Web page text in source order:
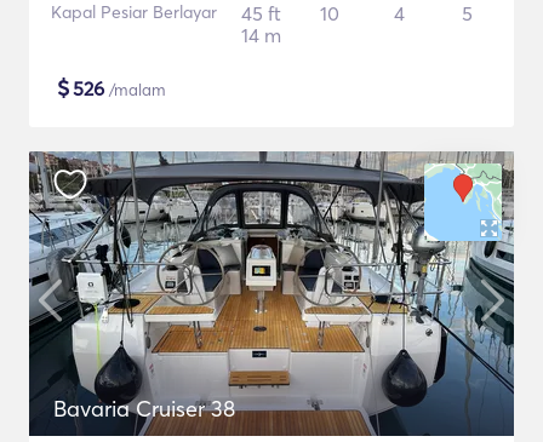
Kapal Pesiar Berlayar
45 ft
14 m
10 4 5
$526 /malam
Bavaria Cruiser 38